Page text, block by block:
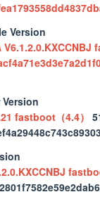
Version
V6.1.2.0.KXCCNBJ
fastboot（4.4）